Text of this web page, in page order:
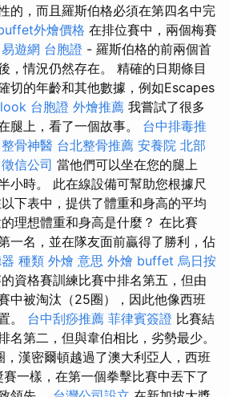
的，而且羅斯伯格必須在第四名中完
外燴價格 在排位賽中，兩個梅賽
易遊網 台胞證 - 羅斯伯格的前兩個首
，情況仍然存在。 精確的日期條目
切的年齡和其他數據，例如Escapes
台胞證 外燴推薦 我嘗試了很多
腿上，看了一個故事。 台中排毒推
骨神醫 台北整骨推薦 安養院 北部
徵信公司 當他們可以坐在您的腿上
小時。 此在線設備可幫助您根據尺
下表中，提供了體重和身高的平均
理想體重和身高是什麼？ 在比賽
一名，並在隊友面前贏得了勝利，佔
種類 外燴 意思 外燴 buffet 烏日按
資格賽訓練比賽中排名第五，但由
中被淘汰（25圈），因此他像西班
。 台中刮痧推薦 菲律賓簽證 比賽結
名第二，但與韋伯相比，劣勢最少。
，漢密爾頓越過了澳大利亞人，西班
一樣，在第一個拳擊比賽中丟下了